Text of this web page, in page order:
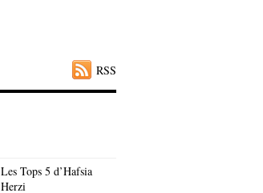
RSS
Les Tops 5 d’Hafsia
Herzi